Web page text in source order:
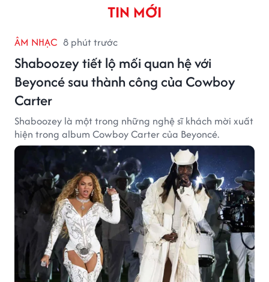
TIN MỚI
ÂM NHẠC 8 phút trước
Shaboozey tiết lộ mối quan hệ với
Beyoncé sau thành công của Cowboy
Carter
Shaboozey là một trong những nghệ sĩ khách mời xuất
hiện trong album Cowboy Carter của Beyoncé.